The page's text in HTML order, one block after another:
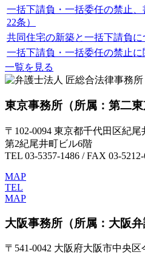
一括下請負・一括委任の禁止
22条）
共同住宅の新築と一括下請負に
一括下請負・一括委任の禁止
一覧を見る
東京事務所 （所属：第二
〒102-0094 東京都千代田区紀尾
第2紀尾井町ビル6階
TEL 03-5357-1486 / FAX 03-
MAP
TEL
MAP
大阪事務所 （所属：大阪弁
〒541-0042 大阪府大阪市中央区